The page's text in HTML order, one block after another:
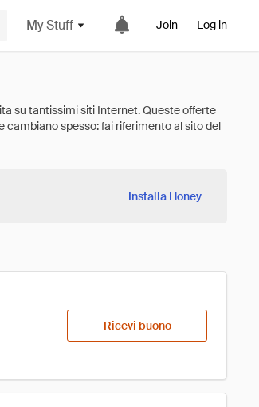
My Stuff Join Log in
Installa Honey
Ricevi buono